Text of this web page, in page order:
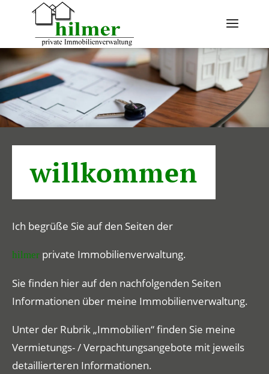
Zum Inhalt springen
willkommen
Ich begrüße Sie auf den Seiten der
hilmer private Immobilienverwaltung.
Sie finden hier auf den nachfolgenden Seiten
Informationen über meine Immobilienverwaltung.
Unter der Rubrik „Immobilien“ finden Sie meine
Vermietungs- / Verpachtungsangebote mit jeweils
detaillierteren Informationen.